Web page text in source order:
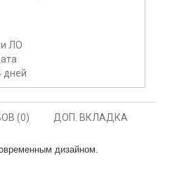
и ЛО
дней
(0) ДОП. ВКЛАДКА
дизайном.